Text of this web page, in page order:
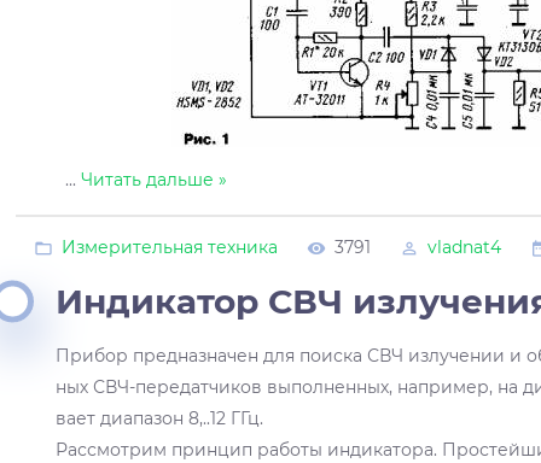
...Читать дальше »
Измерительная техника 3791 vladnat4
Индикатор СВЧ
Прибор предназначен для поиска СВЧ излучении
ных СВЧ-передатчиков выполненных, например, на
вает диапазон 8,..12 ГГц.
Рассмотрим принцип работы индикатора.